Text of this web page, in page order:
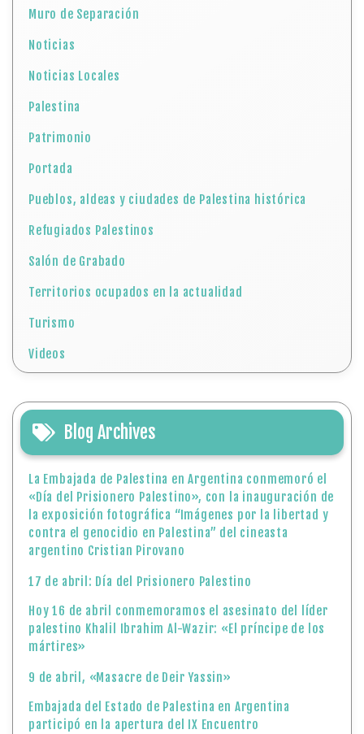
Muro de Separación
Noticias
Noticias Locales
Palestina
Patrimonio
Portada
Pueblos, aldeas y ciudades de Palestina histórica
Refugiados Palestinos
Salón de Grabado
Territorios ocupados en la actualidad
Turismo
Videos
Blog Archives
La Embajada de Palestina en Argentina conmemoró el
«Día del Prisionero Palestino», con la inauguración de
la exposición fotográfica “Imágenes por la libertad y
contra el genocidio en Palestina” del cineasta
argentino Cristian Pirovano
17 de abril: Día del Prisionero Palestino
Hoy 16 de abril conmemoramos el asesinato del líder
palestino Khalil Ibrahim Al-Wazir: «El príncipe de los
mártires»
9 de abril, «Masacre de Deir Yassin»
Embajada del Estado de Palestina en Argentina
participó en la apertura del IX Encuentro